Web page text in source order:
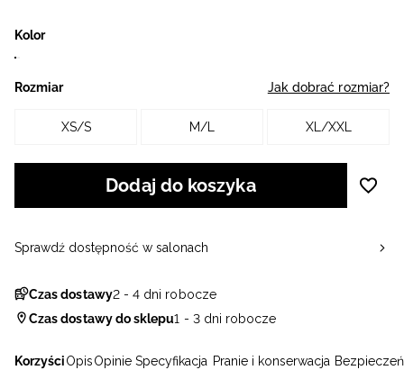
KorzyściOpisOpinie Specyfikacja Pranie i konserwacja
Kolor
Rozmiar Jak dobrać rozmiar?
XS/S M/L XL/XXL
Dodaj do koszyka
Czas dostawy2 - 4 dni robocze
Czas dostawy do sklepu1 - 3 dni robocze
Sprawdź dostępność w salonach